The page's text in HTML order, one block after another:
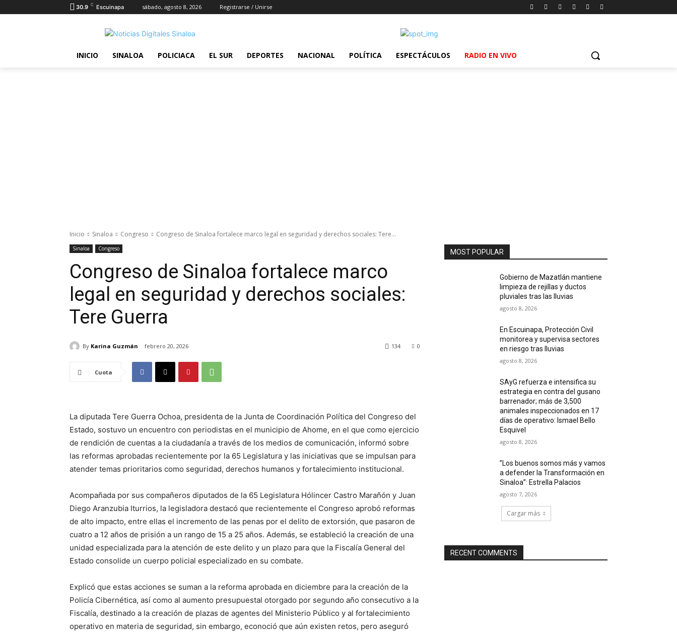
30.9 C Escuinapa sábado, agosto 8, 2026 Registrarse / Unirse
INICIO SINALOA POLICIACA EL SUR DEPORTES NACIONAL POLÍTICA ESPECTÁCULOS RADIO EN VIVO
Inicio Sinaloa Congreso Congreso de Sinaloa fortalece marco legal en seguridad y derechos sociales: Tere...
Sinaloa Congreso
Congreso de Sinaloa fortalece marco
legal en seguridad y derechos sociales:
Tere Guerra
By Karina Guzmán febrero 20, 2026 0
134
Cuota
La diputada Tere Guerra Ochoa, presidenta de la Junta de Coordinación Política del Congreso del
Estado, sostuvo un encuentro con periodistas en el municipio de Ahome, en el que como ejercicio
de rendición de cuentas a la ciudadanía a través de los medios de comunicación, informó sobre
las reformas aprobadas recientemente por la 65 Legislatura y las iniciativas que se impulsan para
atender temas prioritarios como seguridad, derechos humanos y fortalecimiento institucional.
Acompañada por sus compañeros diputados de la 65 Legislatura Hólincer Castro Marañón y Juan
Diego Aranzubia Iturrios, la legisladora destacó que recientemente el Congreso aprobó reformas
de alto impacto, entre ellas el incremento de las penas por el delito de extorsión, que pasaron de
cuatro a 12 años de prisión a un rango de 15 a 25 años. Además, se estableció la creación de una
unidad especializada para la atención de este delito y un plazo para que la Fiscalía General del
Estado consolide un cuerpo policial especializado en su combate.
Explicó que estas acciones se suman a la reforma aprobada en diciembre para la creación de la
Policía Cibernética, así como al aumento presupuestal otorgado por segundo año consecutivo a la
Fiscalía, destinado a la creación de plazas de agentes del Ministerio Público y al fortalecimiento
operativo en materia de seguridad, sin embargo, econoció que aún existen retos, pero aseguró
MOST POPULAR
Gobierno de Mazatlán mantiene
limpieza de rejillas y ductos
pluviales tras las lluvias
agosto 8, 2026
En Escuinapa, Protección Civil
monitorea y supervisa sectores
en riesgo tras lluvias
agosto 8, 2026
SAyG refuerza e intensifica su
estrategia en contra del gusano
barrenador; más de 3,500
animales inspeccionados en 17
días de operativo: Ismael Bello
Esquivel
agosto 8, 2026
”Los buenos somos más y vamos
a defender la Transformación en
Sinaloa”: Estrella Palacios
agosto 7, 2026
Cargar más
RECENT COMMENTS